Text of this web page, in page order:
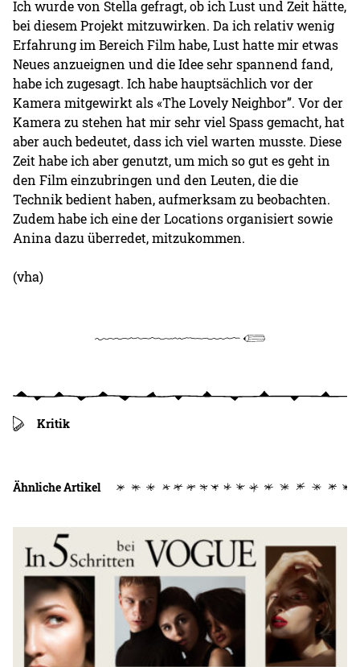
Ich wurde von Stella gefragt, ob ich Lust und Zeit hätte,
bei diesem Projekt mitzuwirken. Da ich relativ wenig
Erfahrung im Bereich Film habe, Lust hatte mir etwas
Neues anzueignen und die Idee sehr spannend fand,
habe ich zugesagt. Ich habe hauptsächlich vor der
Kamera mitgewirkt als «The Lovely Neighbor”. Vor der
Kamera zu stehen hat mir sehr viel Spass gemacht, hat
aber auch bedeutet, dass ich viel warten musste. Diese
Zeit habe ich aber genutzt, um mich so gut es geht in
den Film einzubringen und den Leuten, die die
Technik bedient haben, aufmerksam zu beobachten.
Zudem habe ich eine der Locations organisiert sowie
Anina dazu überredet, mitzukommen.
(vha)
Kritik
Ähnliche Artikel